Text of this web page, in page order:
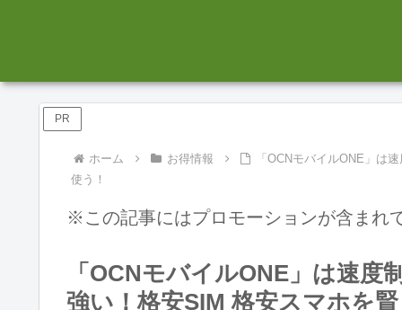
PR
ホーム お得情報
「OCNモバイルONE」は
使う！
※この記事にはプロモーションが含まれ
「OCNモバイルONE」は速
強い！格安SIM 格安スマホを